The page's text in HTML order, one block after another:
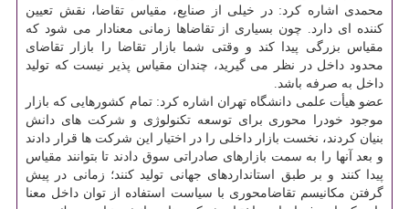
محمدی اشاره كرد: در خیلی از صنایع، مقیاس تقاضا، نقش تعیین
كننده ای دارد. چون بسیاری از تقاضاها زمانی معنادار می شود كه
مقیاس بزرگی پیدا كند و وقتی شما بازار تقاضا را بازار تقاضای
محدود داخل در نظر می گیرید، چندان مقیاس پذیر نیست كه تولید
داخل به صرفه باشد.
عضو هیأت علمی دانشگاه تهران اشاره كرد: تمام كشورهایی كه بازار
موجود خودرا محوری برای توسعه تكنولوژی و شركت های دانش
بنیان كردند، نخست بازار داخلی را در اختیار این شركت ها قرار دادند
و بعد آنها را به سمت بازارهای صادراتی سوق دادند تا بتوانند مقیاس
پیدا كنند و بر طبق استانداردهای جهانی تولید كنند؛ زمانی در پیش
گرفتن مكانیسم تقاضامحوری با سیاست استفاده از توان داخل معنا